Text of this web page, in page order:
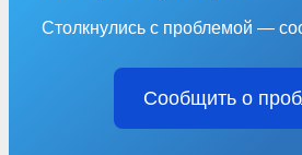
Столкнулись с проблемой —
Сообщить о